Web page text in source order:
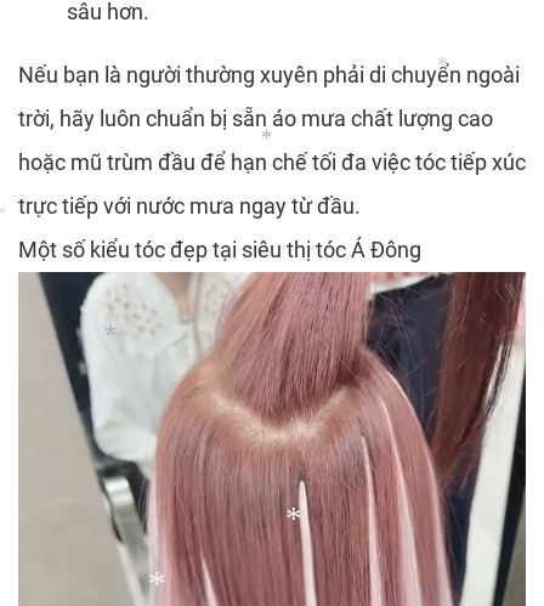
*
*
*
*
*
sâu hơn.
Nếu bạn là người thường xuyên phải di chuyển ngoài
trời, hãy luôn chuẩn bị sẵn áo mưa chất lượng cao
hoặc mũ trùm đầu để hạn chế tối đa việc tóc tiếp xúc
trực tiếp với nước mưa ngay từ đầu.
Một số kiểu tóc đẹp tại siêu thị tóc Á Đông